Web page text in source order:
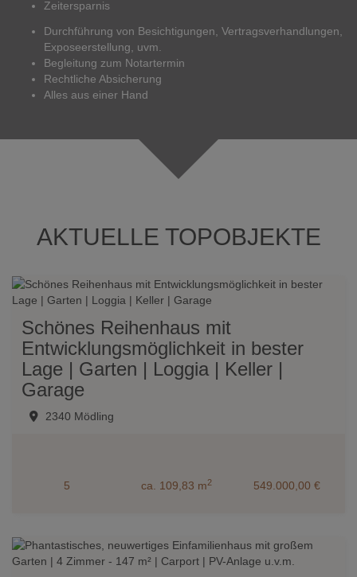
Zeitersparnis
Durchführung von Besichtigungen, Vertragsverhandlungen,
Exposeerstellung, uvm.
Begleitung zum Notartermin
Rechtliche Absicherung
Alles aus einer Hand
AKTUELLE TOPOBJEKTE
Schönes Reihenhaus mit
Entwicklungsmöglichkeit in bester
Lage | Garten | Loggia | Keller |
Garage
2340 Mödling
5 ca. 109,83 m2 549.000,00 €